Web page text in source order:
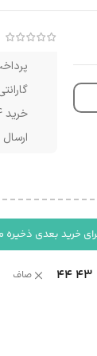
گارانتی 6 ماهه
خرید 4 قسط با اسنپ پی بدون سود
خرید بعدی
43
44 صاف